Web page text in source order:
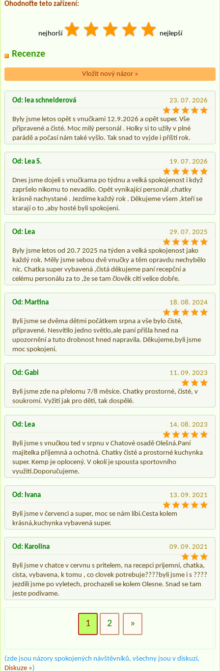
Ohodnoťte teto zařízení:
nejhorší nejlepší
Recenze
Vložit nový názor »
23. 07. 2026
Od: lea schneiderová
Byly jsme letos opět s vnučkami 12.9.2026 a opět super. Vše
připravené a čisté. Moc milý personál . Holky si to užily v plné
parádě a počasí nám také vyšlo. Tak snad to vyjde i příští rok.
19. 07. 2026
Od: Lea S.
Dnes jsme dojeli s vnučkama po týdnu a velká spokojenost i když
zapršelo nikomu to nevadilo. Opět vynikající personál ,chatky
krásně nachystané . Jezdíme každý rok . Děkujeme všem ,kteří se
starají o to ,aby hosté byli spokojeni.
29. 07. 2025
Od: Lea
Byly jsme letos od 20.7 2025 na týden a velká spokojenost jako
každý rok. Měly jsme sebou dvě vnučky a těm opravdu nechybělo
nic. Chatka super vybavená ,čistá děkujeme paní recepční a
celému personálu za to ,že se tam člověk cítí velice dobře.
18. 08. 2024
Od: Martina
Byli jsme se dvěma dětmi počátkem srpna a vše bylo čisté,
připravené. Nesvítilo jedno světlo,ale paní přišla hned na
upozornění a tuto drobnost hned napravila. Děkujeme,byli jsme
moc spokojeni.
11. 09. 2023
Od: Gabi
Byli jsme zde na přelomu 7/8 měsíce. Chatky prostorné, čisté, v
soukromí. Vyžití jak pro děti, tak dospělé.
14. 08. 2023
Od: Lea
Byli jsme s vnučkou ted v srpnu v Chatové osadě Olešná.Paní
majitelka příjemná a ochotná. Chatky čisté a prostorné kuchynka
super. Kemp je oplocený. V okolí je spousta sportovního
využití.Doporučujeme.
13. 09. 2021
Od: Ivana
Byli jsme v červenci a super, moc se nám líbi.Cesta kolem
krásná,kuchynka vybavená super.
09. 09. 2021
Od: Karolina
Byli jsme v chatce v cervnu s pritelem, na recepci prijemni, chatka,
cista, vybavena, k tomu , co clovek potrebuje????byli jsme i s ????
jezdili jsme po vyletech, prochazeli se kolem Olesne. Snad se tam
jeste podivame.
1 2 »
(zde jsou názory spokojených návštěvníků, všechny jsou v diskuzi,
Diskuze »)